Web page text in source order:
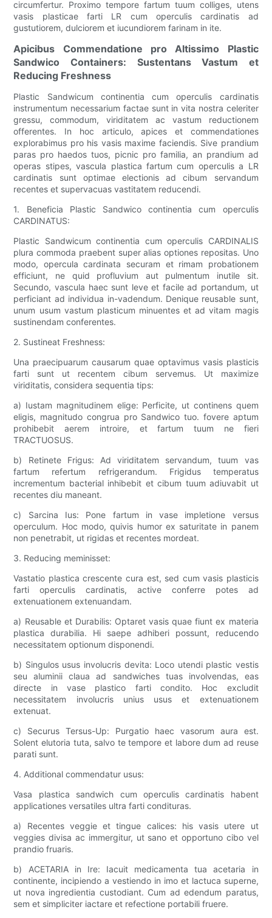
circumfertur. Proximo tempore fartum tuum colliges, utens
vasis plasticae farti LR cum operculis cardinatis ad
gustutiorem, dulciorem et iucundiorem farinam in ite.
Apicibus Commendatione pro Altissimo Plastic
Sandwico Containers: Sustentans Vastum et
Reducing Freshness
Plastic Sandwicum continentia cum operculis cardinatis
instrumentum necessarium factae sunt in vita nostra celeriter
gressu, commodum, viriditatem ac vastum reductionem
offerentes. In hoc articulo, apices et commendationes
explorabimus pro his vasis maxime faciendis. Sive prandium
paras pro haedos tuos, picnic pro familia, an prandium ad
operas stipes, vascula plastica fartum cum operculis a LR
cardinatis sunt optimae electionis ad cibum servandum
recentes et supervacuas vastitatem reducendi.
1. Beneficia Plastic Sandwico continentia cum operculis
CARDINATUS:
Plastic Sandwicum continentia cum operculis CARDINALIS
plura commoda praebent super alias optiones repositas. Uno
modo, opercula cardinata securam et rimam probationem
efficiunt, ne quid profluvium aut pulmentum inutile sit.
Secundo, vascula haec sunt leve et facile ad portandum, ut
perficiant ad individua in-vadendum. Denique reusable sunt,
unum usum vastum plasticum minuentes et ad vitam magis
sustinendam conferentes.
2. Sustineat Freshness:
Una praecipuarum causarum quae optavimus vasis plasticis
farti sunt ut recentem cibum servemus. Ut maximize
viriditatis, considera sequentia tips:
a) Iustam magnitudinem elige: Perficite, ut continens quem
eligis, magnitudo congrua pro Sandwico tuo. fovere aptum
prohibebit aerem introire, et fartum tuum ne fieri
TRACTUOSUS.
b) Retinete Frigus: Ad viriditatem servandum, tuum vas
fartum refertum refrigerandum. Frigidus temperatus
incrementum bacterial inhibebit et cibum tuum adiuvabit ut
recentes diu maneant.
c) Sarcina Ius: Pone fartum in vase impletione versus
operculum. Hoc modo, quivis humor ex saturitate in panem
non penetrabit, ut rigidas et recentes mordeat.
3. Reducing meminisset:
Vastatio plastica crescente cura est, sed cum vasis plasticis
farti operculis cardinatis, active conferre potes ad
extenuationem extenuandam.
a) Reusable et Durabilis: Optaret vasis quae fiunt ex materia
plastica durabilia. Hi saepe adhiberi possunt, reducendo
necessitatem optionum disponendi.
b) Singulos usus involucris devita: Loco utendi plastic vestis
seu aluminii claua ad sandwiches tuas involvendas, eas
directe in vase plastico farti condito. Hoc excludit
necessitatem involucris unius usus et extenuationem
extenuat.
c) Securus Tersus-Up: Purgatio haec vasorum aura est.
Solent elutoria tuta, salvo te tempore et labore dum ad reuse
parati sunt.
4. Additional commendatur usus:
Vasa plastica sandwich cum operculis cardinatis habent
applicationes versatiles ultra farti condituras.
a) Recentes veggie et tingue calices: his vasis utere ut
veggies divisa ac immergitur, ut sano et opportuno cibo vel
prandio fruaris.
b) ACETARIA in Ire: Iacuit medicamenta tua acetaria in
continente, incipiendo a vestiendo in imo et lactuca superne,
ut nova ingredientia custodiant. Cum ad edendum paratus,
sem et simpliciter iactare et refectione portabili fruere.